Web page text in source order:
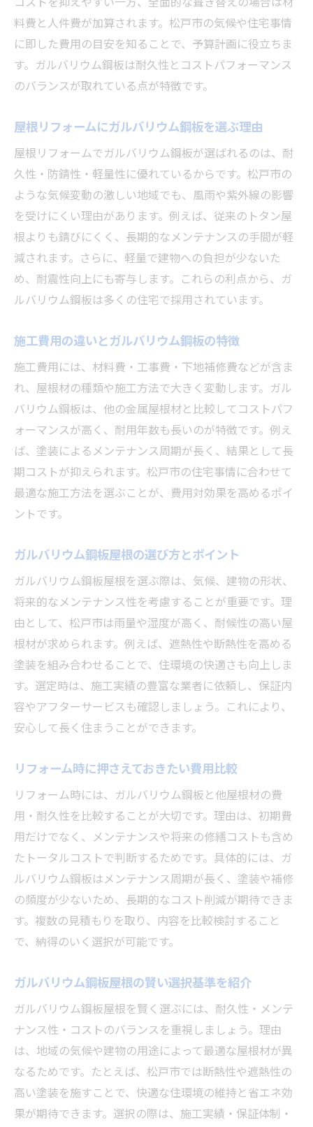
ガルバリウム鋼板屋根の耐用年数は何年か
気候条件が与えるガルバリウム鋼板の影響
メンテナンス性から見る耐久性の違い
住宅の長寿命化に役立つ屋根材の選び方
ト
ガルバリウム鋼板の費用と耐用年数を比較
屋根材ごとのコストパフォーマンス分析
長期的に得するガルバリウム鋼板の魅力
メンテナンス費用を考慮した屋根材選択
ガルバリウム鋼板屋根で失敗しないポイン
ト
家計に優しい屋根リフォームの秘訣とは
ガルバリウム鋼板屋根のデメリットと対策方法
ガルバリウム鋼板屋根の主なデメリット解
断熱性や防音性の課題と改善策を紹介
結露やサビへの効果的な対策方法とは
ガルバリウム鋼板屋根の維持管理の工夫
デメリットを抑える施工方法とコツ
安心して選ぶための対策ポイント
長期コストを抑える屋根リフォームの秘訣
効率的なリフォーム計画の立て方とは
断熱材や遮熱塗料の活用方法と費用感
将来を見据えた屋根材選びの重要性
ガルバリウム鋼板で賢く住まいを守る方法
松戸市の気候に適したガルバリウム鋼板の魅力
地域の気候に強いガルバリウム鋼板の利点
温暖湿潤な気候に適した屋根材の選び方
ガルバリウム鋼板が持つ耐候性の実力とは
台風や強風にも強い屋根材の特徴
快適な暮らしを支える屋根材の工夫
施工方法別にみるガルバリウム鋼板屋根の特徴
カバー工法と葺き替え工法の違いを比較
ガルバリウム鋼板屋根の施工方法の選択肢
屋根形状ごとの最適な施工ポイント
施工費用と工法のメリットデメリット解説
現場に合ったガルバリウム鋼板の選び方
専門業者に依頼する際の注意点とは
ガルバリウム鋼板屋根選びで後悔しないコ
ツ
信頼できる施工業者の見極めポイント紹介
見積もり比較で注意すべきポイントとは
保証内容や実績を踏まえた選び方の工夫
料費と人件費が加算されます。松戸市の気候や住宅事情
に即した費用の目安を知ることで、予算計画に役立ちま
す。ガルバリウム鋼板は耐久性とコストパフォーマンス
のバランスが取れている点が特徴です。
屋根リフォームにガルバリウム鋼板を選ぶ理由
屋根リフォームでガルバリウム鋼板が選ばれるのは、耐
久性・防錆性・軽量性に優れているからです。松戸市の
ような気候変動の激しい地域でも、風雨や紫外線の影響
を受けにくい理由があります。例えば、従来のトタン屋
根よりも錆びにくく、長期的なメンテナンスの手間が軽
減されます。さらに、軽量で建物への負担が少ないた
め、耐震性向上にも寄与します。これらの利点から、ガ
ルバリウム鋼板は多くの住宅で採用されています。
施工費用の違いとガルバリウム鋼板の特徴
施工費用には、材料費・工事費・下地補修費などが含ま
れ、屋根材の種類や施工方法で大きく変動します。ガル
バリウム鋼板は、他の金属屋根材と比較してコストパフ
ォーマンスが高く、耐用年数も長いのが特徴です。例え
ば、塗装によるメンテナンス周期が長く、結果として長
期コストが抑えられます。松戸市の住宅事情に合わせて
最適な施工方法を選ぶことが、費用対効果を高めるポイ
ントです。
ガルバリウム鋼板屋根の選び方とポイント
ガルバリウム鋼板屋根を選ぶ際は、気候、建物の形状、
将来的なメンテナンス性を考慮することが重要です。理
由として、松戸市は雨量や湿度が高く、耐候性の高い屋
根材が求められます。例えば、遮熱性や断熱性を高める
塗装を組み合わせることで、住環境の快適さも向上しま
す。選定時は、施工実績の豊富な業者に依頼し、保証内
容やアフターサービスも確認しましょう。これにより、
安心して長く住まうことができます。
リフォーム時に押さえておきたい費用比較
リフォーム時には、ガルバリウム鋼板と他屋根材の費
用・耐久性を比較することが大切です。理由は、初期費
用だけでなく、メンテナンスや将来の修繕コストも含め
たトータルコストで判断するためです。具体的には、ガ
ルバリウム鋼板はメンテナンス周期が長く、塗装や補修
の頻度が少ないため、長期的なコスト削減が期待できま
す。複数の見積もりを取り、内容を比較検討すること
で、納得のいく選択が可能です。
ガルバリウム鋼板屋根の賢い選択基準を紹介
ガルバリウム鋼板屋根を賢く選ぶには、耐久性・メンテ
ナンス性・コストのバランスを重視しましょう。理由
は、地域の気候や建物の用途によって最適な屋根材が異
なるためです。たとえば、松戸市では断熱性や遮熱性の
高い塗装を施すことで、快適な住環境の維持と省エネ効
果が期待できます。選択の際は、施工実績・保証体制・